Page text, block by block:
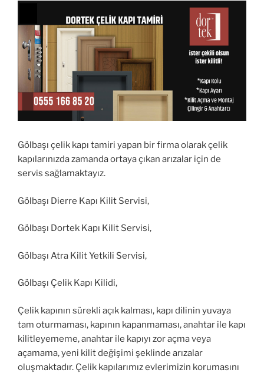
Gölbaşı çelik kapı tamiri yapan bir firma olarak çelik
kapılarınızda zamanda ortaya çıkan arızalar için de
servis sağlamaktayız.
Gölbaşı Dierre Kapı Kilit Servisi,
Gölbaşı Dortek Kapı Kilit Servisi,
Gölbaşı Atra Kilit Yetkili Servisi,
Gölbaşı Çelik Kapı Kilidi,
Çelik kapının sürekli açık kalması, kapı dilinin yuvaya
tam oturmaması, kapının kapanmaması, anahtar ile kapı
kilitleyememe, anahtar ile kapıyı zor açma veya
açamama, yeni kilit değişimi şeklinde arızalar
oluşmaktadır. Çelik kapılarımız evlerimizin korumasını